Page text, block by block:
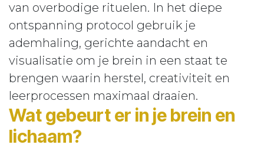
van overbodige rituelen. In het diepe
ontspanning protocol gebruik je
ademhaling, gerichte aandacht en
visualisatie om je brein in een staat te
brengen waarin herstel, creativiteit en
leerprocessen maximaal draaien.
Wat gebeurt er in je brein en
lichaam?